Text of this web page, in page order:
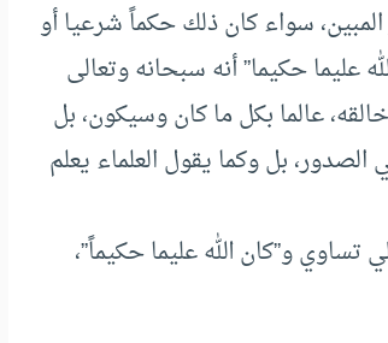
المبين، سواء كان ذلك حكماً شرعيا أو
عليما حكيما” أنه سبحانه وتعالى
عالما بكل ما كان وسيكون، بل
بل وكما يقول العلماء يعلم
تساوي و”كان الله عليما حكيماً”،